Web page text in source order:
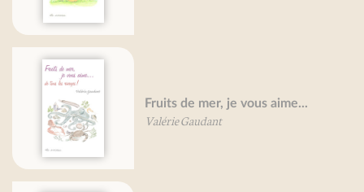
Fruits de mer, je vous aime...
Valérie Gaudant